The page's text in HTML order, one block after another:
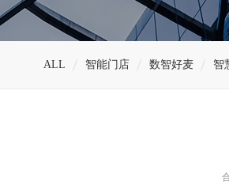
ALL 智能门店 数智好麦 智